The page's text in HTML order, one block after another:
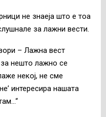
не знаеја што е тоа
за лажни вести.
– Лажна вест
нешто лажно се
некој, не сме
интересира нашата